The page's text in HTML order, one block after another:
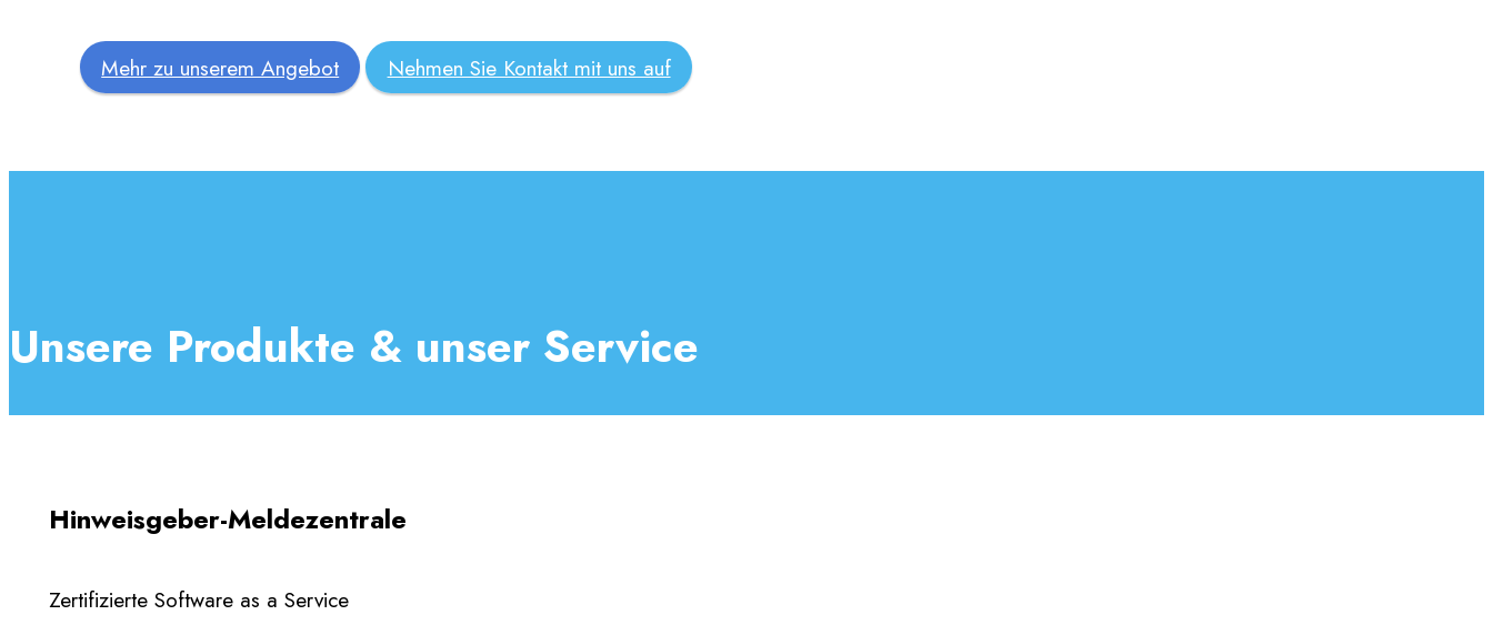
Mehr zu unserem Angebot Nehmen Sie Kontakt mit uns auf
Unsere Produkte & unser Service
Hinweisgeber-Meldezentrale
Zertifizierte Software as a Service